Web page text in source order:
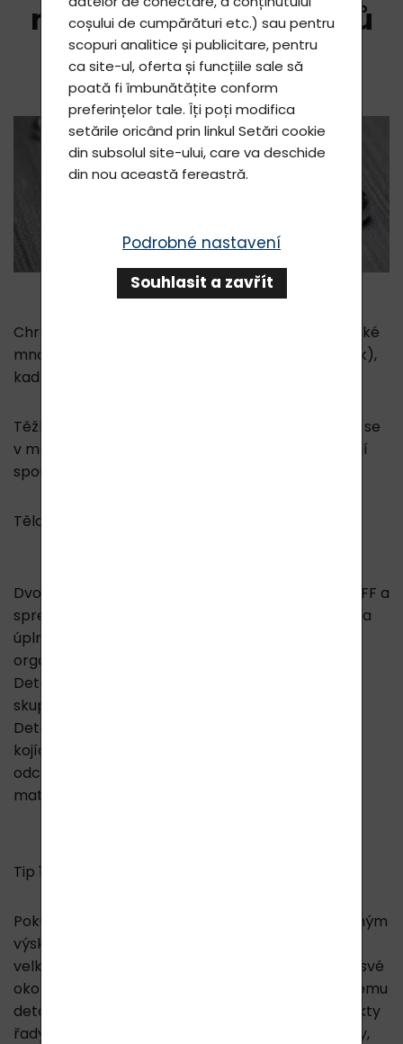
množství těžkých kovů
Chronicky nemocní lidé mají zpravidla v těle vysoké
množství těžkých kovů, jako jsou rtuť, olovo, (hliník),
kadmium, arzen, kobalt, aj.
Těžké kovy patří mezi neurotoxiny a shromažďují se
v mozku, kostech, játrech i jinde v těle a zapříčiňují
spoustu závažných potíží.
Tělo samo neumí těžké kovy 100% vylučovat.
Dvousložkový detoxikační program, kapky Solvyl FF a
sprej Solvyl CC je speciálně vyvinut pro pohodlné a
úplné vyvázání a odstranění těžkých kovů z
organismu.
Detoxikace je velmi vhodná pro jakoukoli věkovou
skupinu, tedy i malé děti.
Detoxikaci nedoporučujeme pouze těhotným a
kojícím matkám! (Těžké kovy by se tak před
odchodem z těla uvolnili do plodu, případně do
mateřského mléka.)
Tip 1:
Pokud pracujete nebo žijete v prostředí se zvýšeným
výskytem těžkých kovů (různé pracovní provozy,
velkoměsta, nebo v blízkosti továrny znečišťující své
okolí), doporučujeme k občasnému výše uvedenému
detoxu, ještě i po celý rok používat ostatní produkty
řady Solvyl, určené pro denní hygienu (Solvyl Body,
coșului de cumpărături etc.) sau pentru
scopuri analitice și publicitare, pentru
ca site-ul, oferta și funcțiile sale să
poată fi îmbunătățite conform
preferințelor tale. Îți poți modifica
setările oricând prin linkul Setări cookie
din subsolul site-ului, care va deschide
din nou această fereastră.
Podrobné nastavení
Souhlasit a zavřít